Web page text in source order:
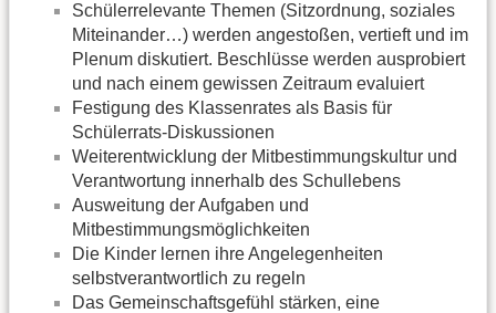
Schülerrelevante Themen (Sitzordnung, soziales
Miteinander…) werden angestoßen, vertieft und im
Plenum diskutiert. Beschlüsse werden ausprobiert
und nach einem gewissen Zeitraum evaluiert
Festigung des Klassenrates als Basis für
Schülerrats-Diskussionen
Weiterentwicklung der Mitbestimmungskultur und
Verantwortung innerhalb des Schullebens
Ausweitung der Aufgaben und
Mitbestimmungsmöglichkeiten
Die Kinder lernen ihre Angelegenheiten
selbstverantwortlich zu regeln
Das Gemeinschaftsgefühl stärken, eine